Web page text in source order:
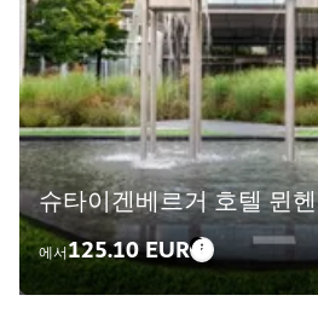
슈타이겐베르거 호텔 뮌헨
에서125.10 EUR